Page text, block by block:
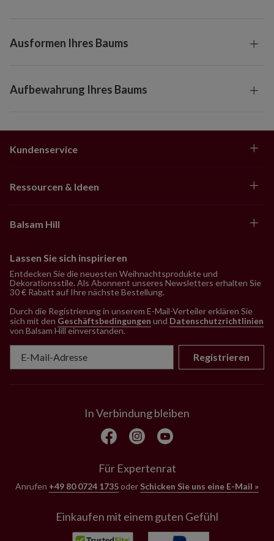
Ausformen Ihres Baums
Aufbewahrung Ihres Baums
Kundenservice
Ressourcen & Ideen
Balsam Hill
Lassen Sie sich inspirieren
Entdecken Sie die neuesten Weihnachtsprodukte und
Dekorationsstile. Als Abonnent unseres Newsletters erhalten Sie
30 € Rabatt auf Ihre nächste Bestellung.
Durch die Registrierung in unserem E-Mail-Verteiler erklären Sie
sich mit den Geschäftsbedingungen und Datenschutzrichtlinien
von Balsam Hill einverstanden.
Registrieren
In Verbindung bleiben
Für Expertenrat
Anrufen +49 80 0724 1735oder Schicken Sie uns eine E-Mail »
Einkaufen mit einem guten Gefühl